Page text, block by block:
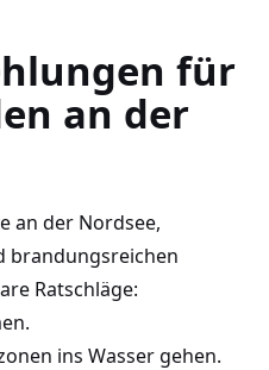
für
an der
an der Nordsee,
brandungsreichen
Ratschläge:
ins Wasser gehen.